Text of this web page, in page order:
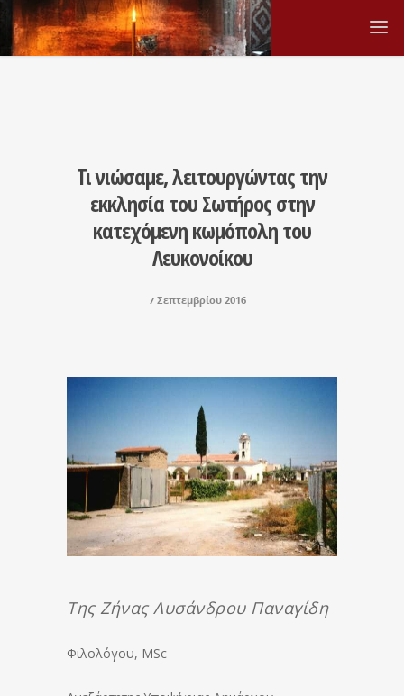
Τι νιώσαμε, λειτουργώντας την
εκκλησία του Σωτήρος στην
κατεχόμενη κωμόπολη του
Λευκονοίκου
7 Σεπτεμβρίου 2016
Της Ζήνας Λυσάνδρου Παναγίδη
Φιλολόγου, MSc